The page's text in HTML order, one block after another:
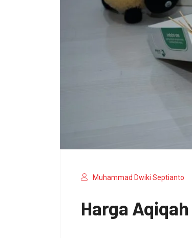
Muhammad Dwiki Septianto
Harga